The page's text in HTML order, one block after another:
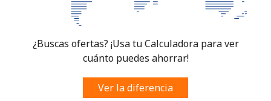
¿Buscas ofertas? ¡Usa tu Calculadora para ver
cuánto puedes ahorrar!
Ver la diferencia